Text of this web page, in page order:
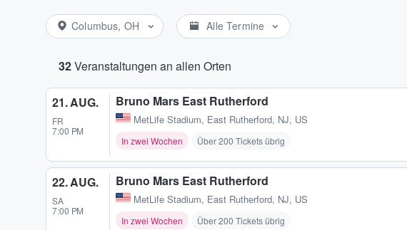
Columbus, OH Alle Termine
32Veranstaltungen an allen Orten
21. AUG.
FR
7:00 PM
Bruno Mars East Rutherford
MetLife Stadium, East Rutherford, NJ, US
In zwei Wochen Über 200 Tickets übrig
22. AUG.
SA
7:00 PM
Bruno Mars East Rutherford
MetLife Stadium, East Rutherford, NJ, US
In zwei Wochen Über 200 Tickets übrig